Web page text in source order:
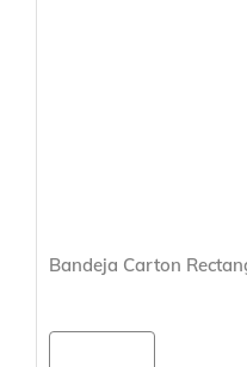
Bandeja Carton